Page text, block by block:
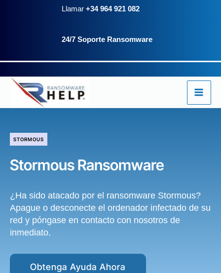
Llamar +34 964 921 082
24/7 Soporte Ransomware
STORMOUS
Stormous Ransomware
¿Ha sido atacado por el ransomware Stormous?
Apague o desconecte el ordenador infectado de su
red y póngase en contacto con nosotros de
inmediato.
Obtenga Ayuda Ahora